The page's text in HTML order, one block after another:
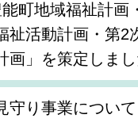
能町地域福祉計画
祉活動計画・第2
画」を策定しまし
守り事業について